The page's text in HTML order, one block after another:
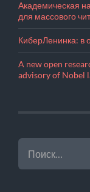
Академическая
для массового
КиберЛенинка: в
A new open
advisory of Nobel
НАЙТИ: